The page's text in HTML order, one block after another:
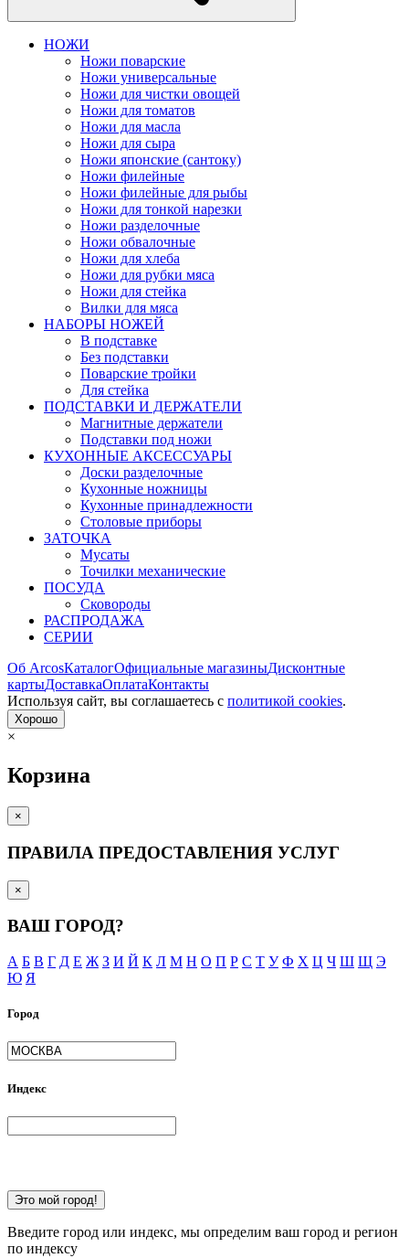
НОЖИ
Ножи поварские
Ножи универсальные
Ножи для чистки овощей
Ножи для томатов
Ножи для масла
Ножи для сыра
Ножи японские (сантоку)
Ножи филейные
Ножи филейные для рыбы
Ножи для тонкой нарезки
Ножи разделочные
Ножи обвалочные
Ножи для хлеба
Ножи для рубки мяса
Ножи для стейка
Вилки для мяса
НАБОРЫ НОЖЕЙ
В подставке
Без подставки
Поварские тройки
Для стейка
ПОДСТАВКИ И ДЕРЖАТЕЛИ
Магнитные держатели
Подставки под ножи
КУХОННЫЕ АКСЕССУАРЫ
Доски разделочные
Кухонные ножницы
Кухонные принадлежности
Столовые приборы
ЗАТОЧКА
Мусаты
Точилки механические
ПОСУДА
Сковороды
РАСПРОДАЖА
СЕРИИ
Об ArcosКаталогОфициальные магазиныДисконтные
картыДоставкаОплатаКонтакты
Используя сайт, вы согла­шаетесь с политикой cookies.
Хорошо
×
Корзина
×
ПРАВИЛА ПРЕДОСТАВЛЕНИЯ УСЛУГ
×
ВАШ ГОРОД?
А Б В Г Д Е Ж З И Й К Л М Н О П Р С Т У Ф Х Ц Ч Ш Щ Э
Ю Я
Город
Индекс
Это мой город!
Введите город или индекс, мы определим ваш город и регион
по индексу